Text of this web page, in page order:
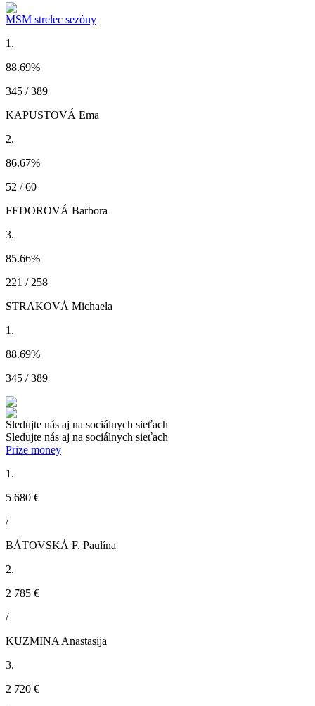
MSM strelec sezóny
1.
88.69%
345 / 389
KAPUSTOVÁ Ema
2.
86.67%
52 / 60
FEDOROVÁ Barbora
3.
85.66%
221 / 258
STRAKOVÁ Michaela
1.
88.69%
345 / 389
Sledujte nás aj na sociálnych sieťach
Sledujte nás aj na sociálnych sieťach
Prize money
1.
5 680 €
/
BÁTOVSKÁ F. Paulína
2.
2 785 €
/
KUZMINA Anastasija
3.
2 720 €